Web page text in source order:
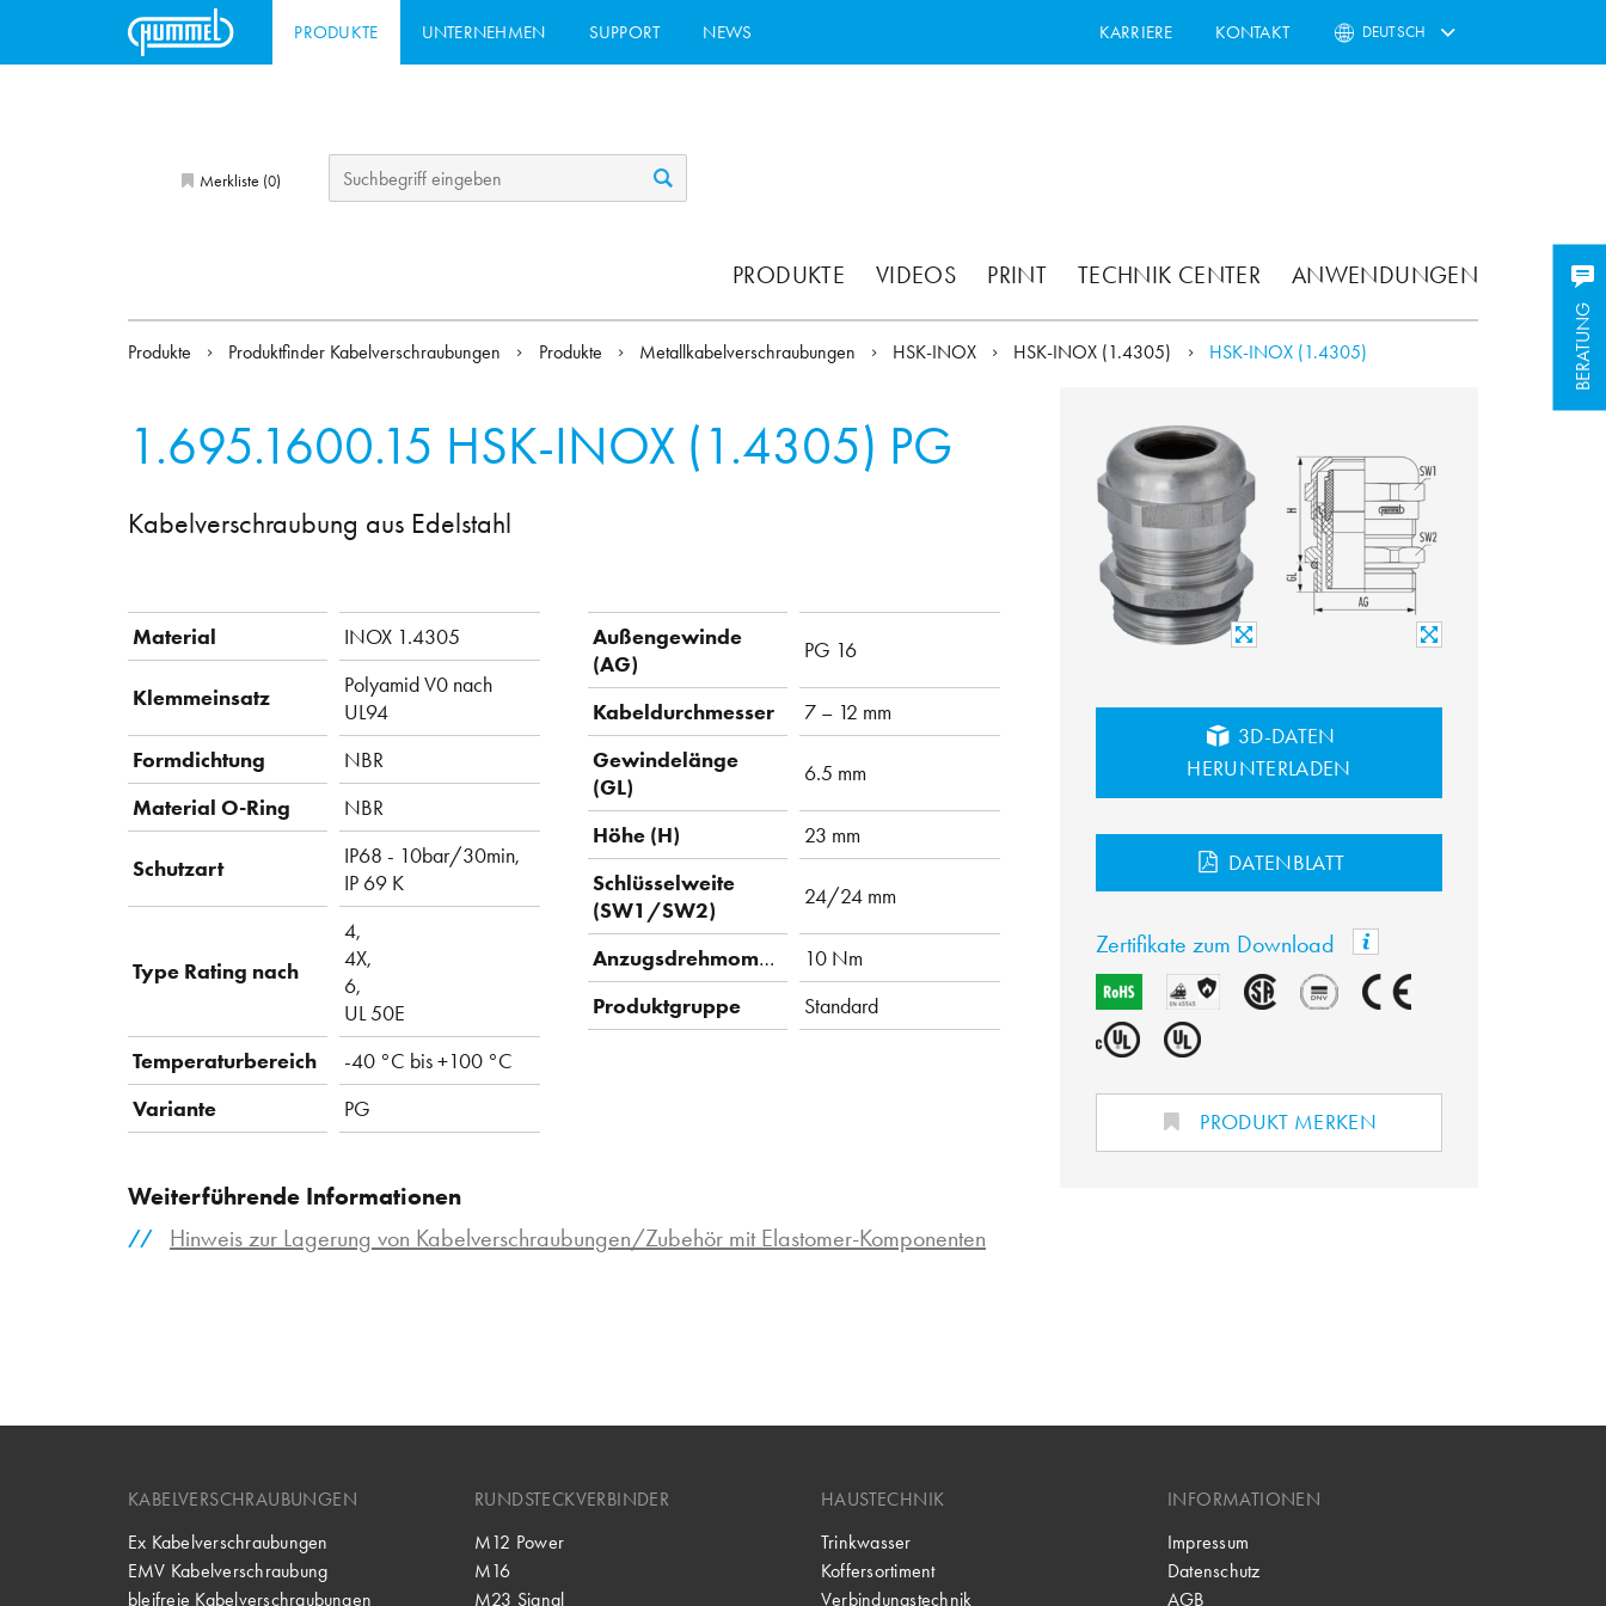
PRODUKTE UNTERNEHMEN SUPPORT NEWS KARRIERE KONTAKT DEUTSCH
Merkliste (0)
PRODUKTE VIDEOS PRINT TECHNIK CENTER ANWENDUNGEN
BERATUNG
Produkte Produktfinder Kabelverschraubungen Produkte Metallkabelverschraubungen HSK-INOX HSK-INOX (1.4305) HSK-INOX (1.4305)
1.695.1600.15 HSK-INOX (1.4305) PG
Kabelverschraubung aus Edelstahl
Material INOX 1.4305
Klemmeinsatz
Polyamid V0 nach
UL94
Formdichtung
NBR
Material O-Ring
NBR
Schutzart
IP68 - 10bar/30min,
IP 69 K
Type Rating nach
4,
4X,
6,
UL 50E
Temperaturbereich
-40 °C bis +100 °C
Variante
PG
Außengewinde
(AG)
PG 16
Kabeldurchmesser
7 – 12 mm
Gewindelänge
(GL)
6.5 mm
Höhe (H)
23 mm
Schlüsselweite
(SW1/SW2)
24/24 mm
Anzugsdrehmoment
10 Nm
Produktgruppe
Standard
Weiterführende Informationen
Hinweis zur Lagerung von Kabelverschraubungen/Zubehör mit Elastomer-Komponenten
3D-DATEN
HERUNTERLADEN
DATENBLATT
Zertifikate zum Download
PRODUKT MERKEN
KABELVERSCHRAUBUNGEN
Ex Kabelverschraubungen
EMV Kabelverschraubung
bleifreie Kabelverschraubungen
RUNDSTECKVERBINDER
M12 Power
M16
M23 Signal
HAUSTECHNIK
Trinkwasser
Koffersortiment
Verbindungstechnik
INFORMATIONEN
Impressum
Datenschutz
AGB